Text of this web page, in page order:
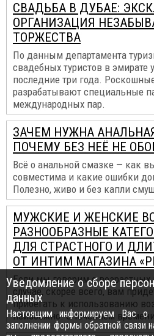
СВАДЬБА В ДУБАЕ:
ОРГАНИЗАЦИЯ
ТОРЖЕСТВА
По данным департамента
свадебных туристов в эмирате
последние три года.
разрабатывают специальные
международных пар.
ЗАЧЕМ НУЖНА
ПОЧЕМУ БЕЗ НЕЁ НЕ
Всё о анальной смазке — как
совместима и какие ошибки
Полезно, живо и без капли
МУЖСКИЕ И ЖЕНСКИЕ
РАЗНООБРАЗНЫЕ
ДЛЯ СТРАСТНОГО И
ОТ ИНТИМ МАГАЗИНА
Если мы говорим о возрастных
случае, скорее всего, вам
прибегать к использованию
неизбежно. С течением
Уведомление о сборе
данных
Настоящим информируем Вас о
заполнении формы обратной связи